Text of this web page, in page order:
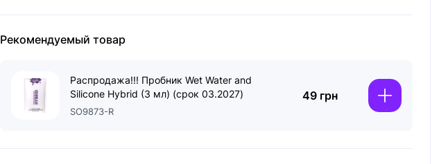
Рекомендуемый товар
Распродажа!!! Пробник Wet Water and
Silicone Hybrid (3 мл) (срок 03.2027)
SO9873-R
49 грн